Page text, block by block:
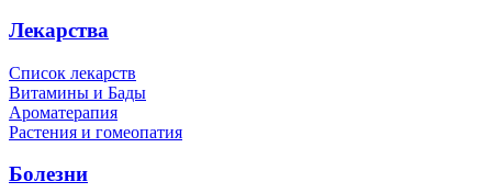
Лекарства
Список лекарств
Витамины и Бады
Ароматерапия
Растения и гомеопатия
Болезни